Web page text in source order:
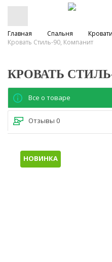
Главная Спальня Кровати
Кровать Стиль-90, Компанит
КРОВАТЬ
Все о товаре
Отзывы 0
НОВИНКА